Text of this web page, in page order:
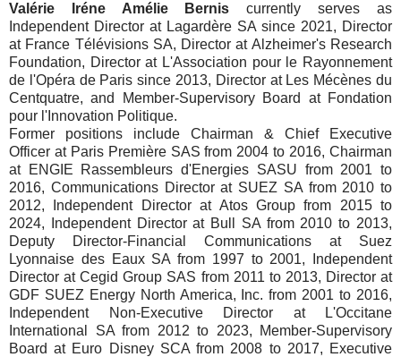
Valérie Iréne Amélie Bernis currently serves as
Independent Director at Lagardère SA since 2021, Director
at France Télévisions SA, Director at Alzheimer's Research
Foundation, Director at L'Association pour le Rayonnement
de l'Opéra de Paris since 2013, Director at Les Mécènes du
Centquatre, and Member-Supervisory Board at Fondation
pour l'Innovation Politique.
Former positions include Chairman & Chief Executive
Officer at Paris Première SAS from 2004 to 2016, Chairman
at ENGIE Rassembleurs d'Energies SASU from 2001 to
2016, Communications Director at SUEZ SA from 2010 to
2012, Independent Director at Atos Group from 2015 to
2024, Independent Director at Bull SA from 2010 to 2013,
Deputy Director-Financial Communications at Suez
Lyonnaise des Eaux SA from 1997 to 2001, Independent
Director at Cegid Group SAS from 2011 to 2013, Director at
GDF SUEZ Energy North America, Inc. from 2001 to 2016,
Independent Non-Executive Director at L'Occitane
International SA from 2012 to 2023, Member-Supervisory
Board at Euro Disney SCA from 2008 to 2017, Executive